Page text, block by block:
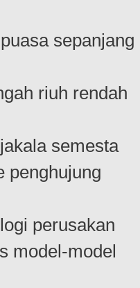
sepanjang
riuh rendah
semesta
penghujung
perusakan
model-model